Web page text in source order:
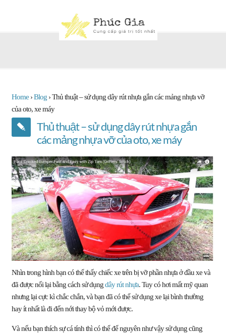
Home ›Blog ›Thủ thuật – sử dụng dây rút nhựa gắn các mảng nhựa vỡ
của oto, xe máy
Thủ thuật – sử dụng dây rút nhựa gắn
các mảng nhựa vỡ của oto, xe máy
Nhìn trong hình bạn có thể thấy chiếc xe trên bị vỡ phần nhựa ở đầu xe và
đã được nối lại bằng cách sử dụngdây rút nhựa. Tuy có hơi mất mỹ quan
nhưng lại cực kì chắc chắn, và bạn đã có thể sử dụng xe lại bình thường
hay ít nhất là đi đến nới thay bộ vỏ mới được.
Và nếu bạn thích sự cá tính thì có thể để nguyên như vậy sử dụng cũng